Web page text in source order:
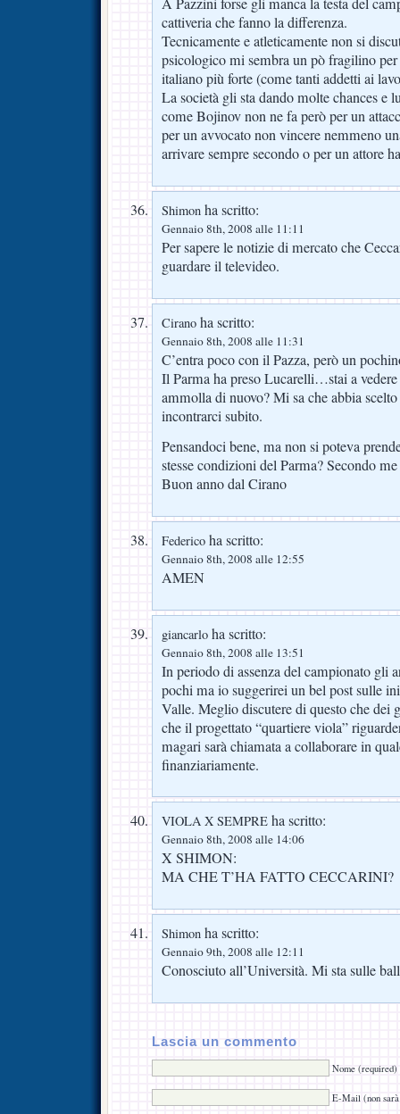
cattiveria che fanno la differenza.
Tecnicamente e atleticamente non si
psicologico mi sembra un pò fragilino per
italiano più forte (come tanti addetti ai
La società gli sta dando molte chances e
come Bojinov non ne fa però per un
per un avvocato non vincere nemmeno
arrivare sempre secondo o per un attore
Shimon ha scritto:
Gennaio 8th, 2008 alle 11:11
Per sapere le notizie di mercato che
guardare il televideo.
Cirano ha scritto:
Gennaio 8th, 2008 alle 11:31
C’entra poco con il Pazza, però un
Il Parma ha preso Lucarelli…stai a
ammolla di nuovo? Mi sa che abbia
incontrarci subito.
Pensandoci bene, ma non si poteva
stesse condizioni del Parma? Secondo
Buon anno dal Cirano
Federico ha scritto:
Gennaio 8th, 2008 alle 12:55
AMEN
giancarlo ha scritto:
Gennaio 8th, 2008 alle 13:51
In periodo di assenza del campionato gli
pochi ma io suggerirei un bel post sulle
Valle. Meglio discutere di questo che dei
che il progettato “quartiere viola”
magari sarà chiamata a collaborare in
finanziariamente.
VIOLA X SEMPRE ha scritto:
Gennaio 8th, 2008 alle 14:06
X SHIMON:
MA CHE T’HA FATTO CECCARINI?
Shimon ha scritto:
Gennaio 9th, 2008 alle 12:11
Conosciuto all’Università. Mi sta sulle
Lascia un commento
Nome (required)
E-Mail (non